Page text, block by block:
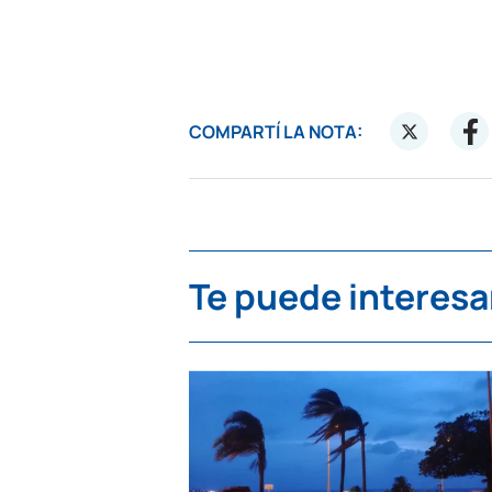
COMPARTÍ LA NOTA:
Te puede